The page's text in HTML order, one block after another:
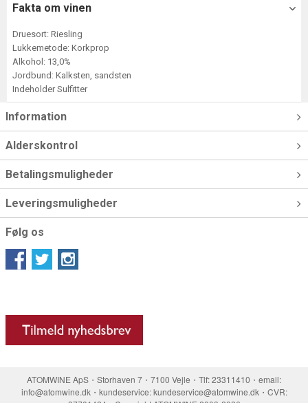
Fakta om vinen
Druesort: Riesling
Lukkemetode: Korkprop
Alkohol: 13,0%
Jordbund: Kalksten, sandsten
Indeholder Sulfitter
Information
Alderskontrol
Betalingsmuligheder
Leveringsmuligheder
Følg os
ATOMWINE ApS・Storhaven 7・7100 Vejle・Tlf: 23311410・email:
info@atomwine.dk・kundeservice: kundeservice@atomwine.dk・CVR: